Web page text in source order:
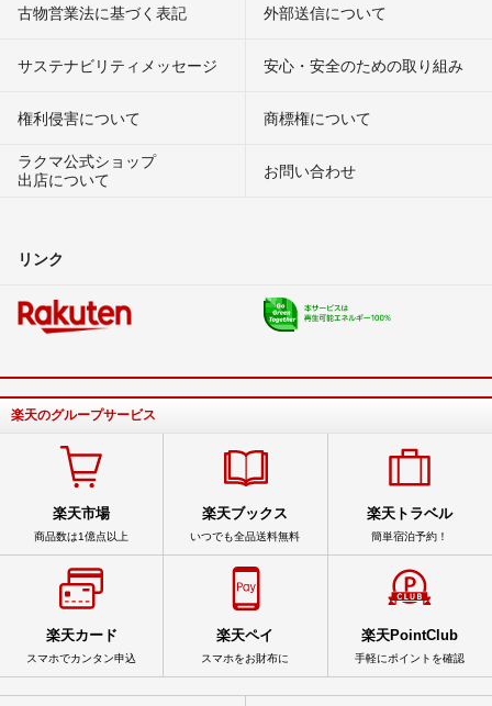
古物営業法に基づく表記 外部送信について
サステナビリティメッセージ 安心・安全のための取り組み
権利侵害について
商標権について
ラクマ公式ショップ
出店について
お問い合わせ
リンク
楽天のグループサービス
楽天市場
商品数は1億点以上
楽天ブックス
いつでも全品送料無料
楽天トラベル
簡単宿泊予約！
楽天カード
スマホでカンタン申込
楽天ペイ
スマホをお財布に
楽天PointClub
手軽にポイントを確認